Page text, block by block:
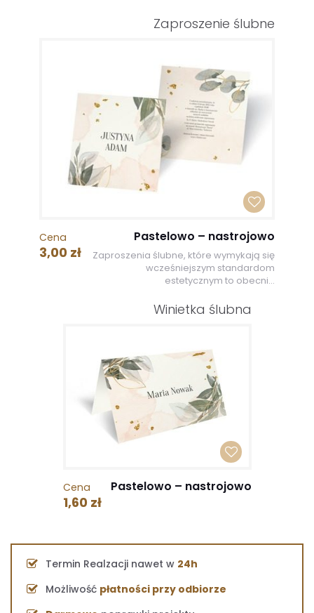
Zaproszenie ślubne
Cena
3,00 zł
Pastelowo – nastrojowo
Zaproszenia ślubne, które wymykają się
wcześniejszym standardom
estetycznym to obecni...
Winietka ślubna
Cena
1,60 zł
Pastelowo – nastrojowo
Termin Realzacji nawet w 24h
Możliwość płatności przy odbiorze